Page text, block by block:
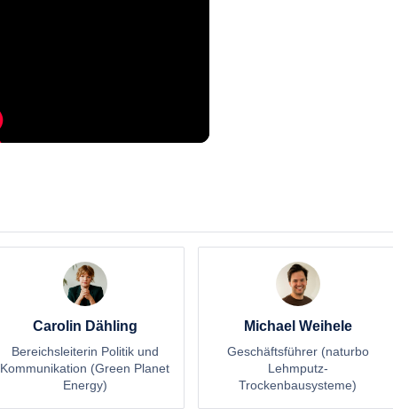
Carolin Dähling
Bereichsleiterin Politik und
Kommunikation (Green Planet
Energy)
Michael Weihele
Geschäftsführer (naturbo
Lehmputz-
Trockenbausysteme)